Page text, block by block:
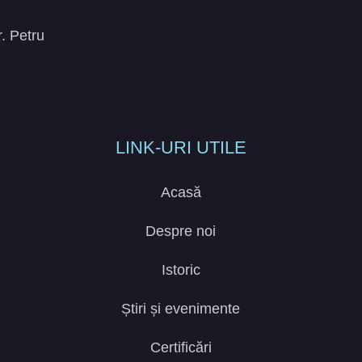
Petru
LINK-URI UTILE
Acasă
Despre noi
Istoric
Știri și evenimente
Certificări